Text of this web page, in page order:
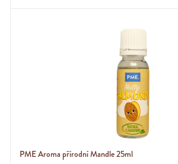
PME Aroma přírodní Mandle 25ml